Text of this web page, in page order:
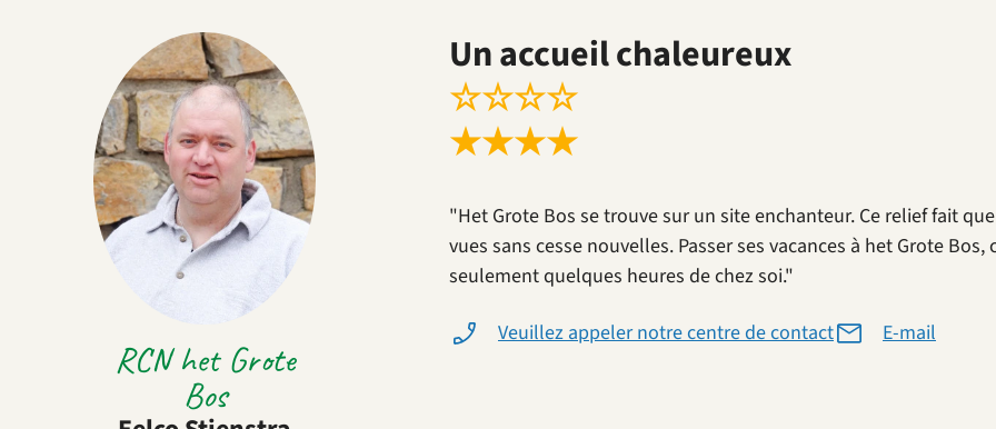
RCN het Grote
Bos
Un accueil chaleureux
☆☆☆☆
★★★★
"Het Grote Bos se trouve sur un site enchanteur. Ce relief fait
vues sans cesse nouvelles. Passer ses vacances à het Grote
seulement quelques heures de chez soi."
Veuillez appeler notre centre de contact E-mail